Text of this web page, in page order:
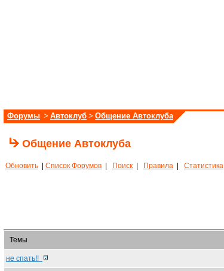
Форумы > Автоклуб > Общение Автоклуба
Общение Автоклуба
Обновить Список Форумов Поиск Правила Статистика
Темы
не спать!!